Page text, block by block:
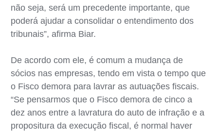
não seja, será um precedente importante, que
poderá ajudar a consolidar o entendimento dos
tribunais”, afirma Biar.
De acordo com ele, é comum a mudança de
sócios nas empresas, tendo em vista o tempo que
o Fisco demora para lavrar as autuações fiscais.
“Se pensarmos que o Fisco demora de cinco a
dez anos entre a lavratura do auto de infração e a
propositura da execução fiscal, é normal haver